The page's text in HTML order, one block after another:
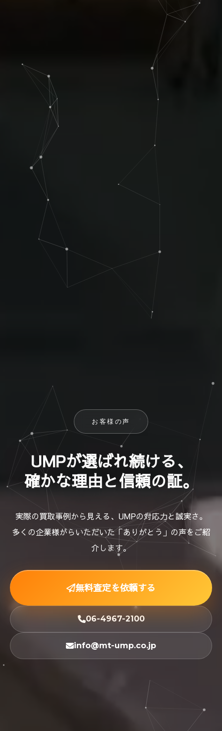
お客様の声
UMPが選ばれ続ける、
確かな理由と信頼の証。
実際の買取事例から見える、UMPの対応力と誠実さ。
多くの企業様からいただいた「ありがとう」の声をご紹
介します。
無料査定を依頼する
06-4967-2100
info@mt-ump.co.jp